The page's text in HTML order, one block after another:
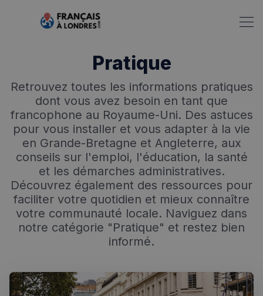
Pratique
Retrouvez toutes les informations pratiques
dont vous avez besoin en tant que
francophone au Royaume-Uni. Des astuces
pour vous installer et vous adapter à la vie
en Grande-Bretagne et Angleterre, aux
conseils sur l'emploi, l'éducation, la santé
et les démarches administratives.
Découvrez également des ressources pour
faciliter votre quotidien et mieux connaître
votre communauté locale. Naviguez dans
notre catégorie "Pratique" et restez bien
informé.